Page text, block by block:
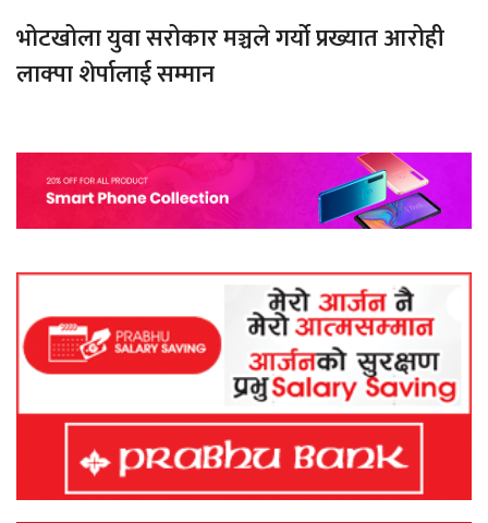
भोटखोला युवा सरोकार मञ्चले गर्यो प्रख्यात आरोही
लाक्पा शेर्पालाई सम्मान